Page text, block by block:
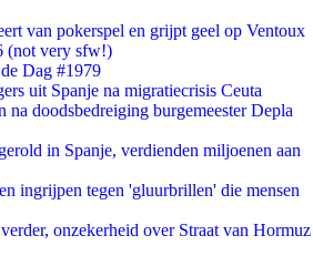
van pokerspel en grijpt geel op Ventoux
(not very sfw!)
Dag #1979
uit Spanje na migratiecrisis Ceuta
na doodsbedreiging burgemeester Depla
in Spanje, verdienden miljoenen aan
ingrijpen tegen 'gluurbrillen' die mensen
onzekerheid over Straat van Hormuz